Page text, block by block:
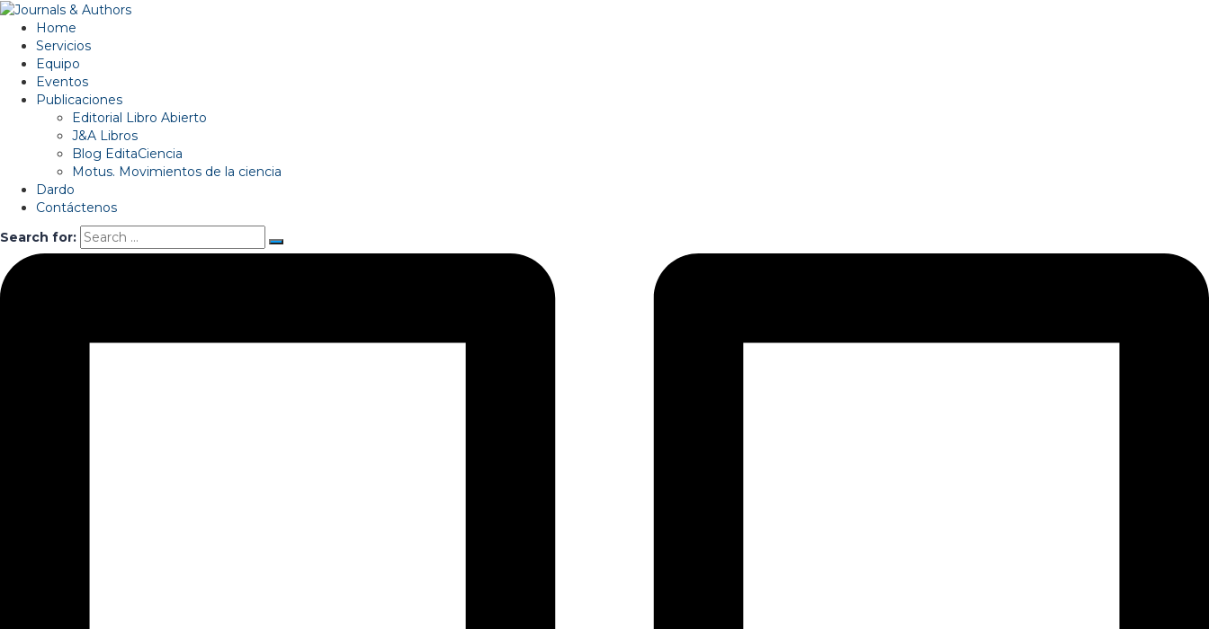
Home
Servicios
Equipo
Eventos
Publicaciones
Editorial Libro Abierto
J&A Libros
Blog EditaCiencia
Motus. Movimientos de la ciencia
Dardo
Contáctenos
Search for: